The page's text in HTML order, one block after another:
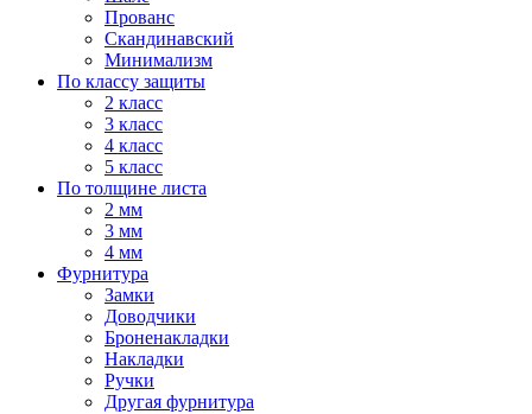
Прованс
Скандинавский
Минимализм
По классу защиты
2 класс
3 класс
4 класс
5 класс
По толщине листа
2 мм
3 мм
4 мм
Фурнитура
Замки
Доводчики
Броненакладки
Накладки
Ручки
Другая фурнитура